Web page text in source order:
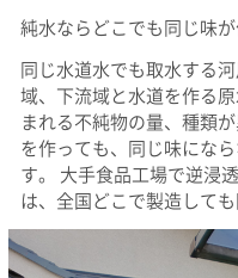
純水ならどこでも同じ味が
同じ水道水でも取水する
域、下流域と水道を作る
まれる不純物の量、種類
を作っても、同じ味にな
す。 大手食品工場で逆浸
は、全国どこで製造して